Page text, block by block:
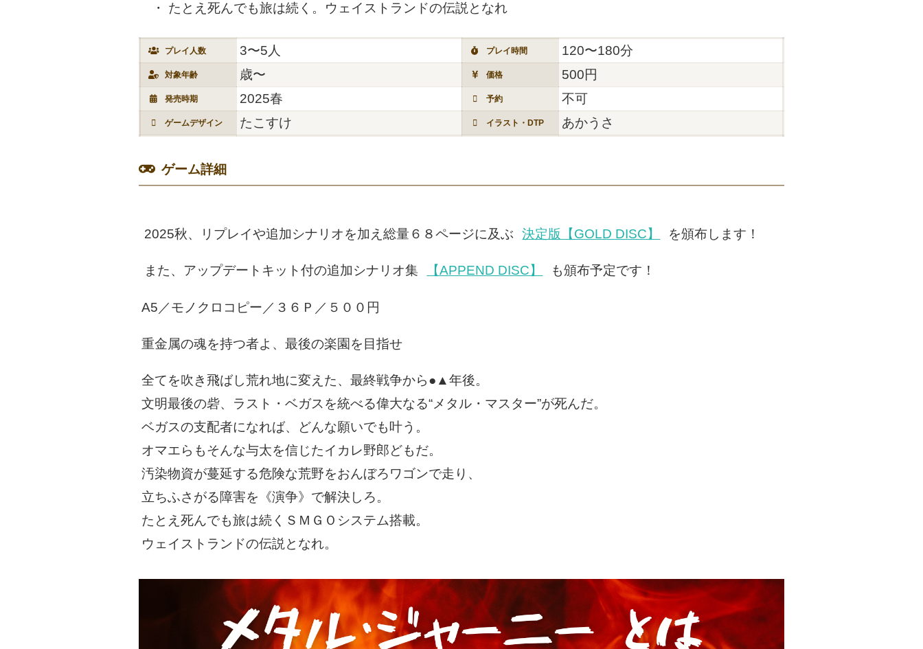
たとえ死んでも旅は続く。ウェイストランドの伝説となれ
プレイ人数 3〜5人 プレイ時間 120〜180分
対象年齢 歳〜 価格 500円
発売時期 2025春 予約 不可
ゲームデザイン たこすけ イラスト・DTP あかうさ
ゲーム詳細
2025秋、リプレイや追加シナリオを加え総量６８ページに及ぶ 決定版【GOLD DISC】 を頒布します！
また、アップデートキット付の追加シナリオ集 【APPEND DISC】 も頒布予定です！
A5／モノクロコピー／３６Ｐ／５００円
重金属の魂を持つ者よ、最後の楽園を目指せ
全てを吹き飛ばし荒れ地に変えた、最終戦争から●▲年後。
文明最後の砦、ラスト・ベガスを統べる偉大なる“メタル・マスター”が死んだ。
ベガスの支配者になれば、どんな願いでも叶う。
オマエらもそんな与太を信じたイカレ野郎どもだ。
汚染物資が蔓延する危険な荒野をおんぼろワゴンで走り、
立ちふさがる障害を《演争》で解決しろ。
たとえ死んでも旅は続くＳＭＧＯシステム搭載。
ウェイストランドの伝説となれ。